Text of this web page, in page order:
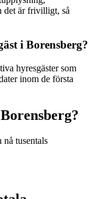
det är frivilligt, så
i Borensberg?
hyresgäster som
inom de första
nå tusentals